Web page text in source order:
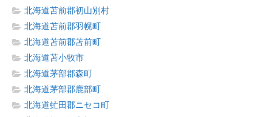
北海道苫前郡初山別村
北海道苫前郡羽幌町
北海道苫前郡苫前町
北海道苫小牧市
北海道茅部郡森町
北海道茅部郡鹿部町
北海道虻田郡ニセコ町